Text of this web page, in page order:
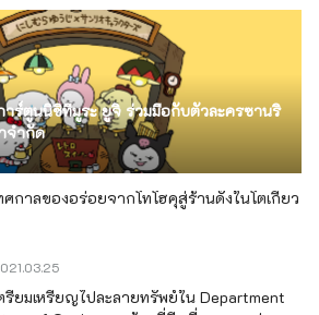
าร์ตูนนิชิทีมูระ ยูจิ ร่วมมือกับตัวละครซานริ
จำกัด
ศกาลของอร่อยจากโทโฮคุสู่ร้านดังในโตเกียว
รียมเหรียญไปละลายทรัพย์ใน Department